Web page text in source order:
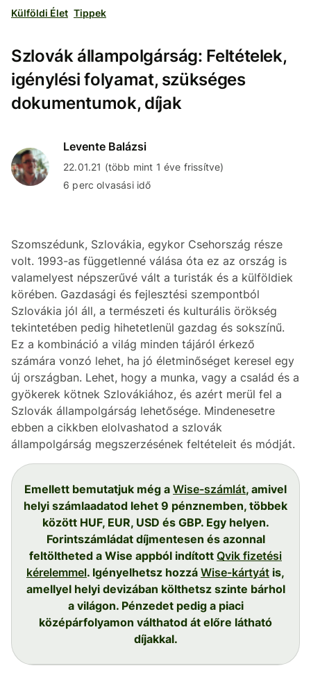
Külföldi Élet Tippek
Szlovák állampolgárság: Feltételek,
igénylési folyamat, szükséges
dokumentumok, díjak
Levente Balázsi
22.01.21 (több mint 1 éve frissítve)
6 perc olvasási idő
Szomszédunk, Szlovákia, egykor Csehország része
volt. 1993-as függetlenné válása óta ez az ország is
valamelyest népszerűvé vált a turisták és a külföldiek
körében. Gazdasági és fejlesztési szempontból
Szlovákia jól áll, a természeti és kulturális örökség
tekintetében pedig hihetetlenül gazdag és sokszínű.
Ez a kombináció a világ minden tájáról érkező
számára vonzó lehet, ha jó életminőséget keresel egy
új országban. Lehet, hogy a munka, vagy a család és a
gyökerek kötnek Szlovákiához, és azért merül fel a
Szlovák állampolgárság lehetősége. Mindenesetre
ebben a cikkben elolvashatod a szlovák
állampolgárság megszerzésének feltételeit és módját.
Emellett bemutatjuk még a Wise-számlát, amivel
helyi számlaadatod lehet 9 pénznemben, többek
között HUF, EUR, USD és GBP. Egy helyen.
Forintszámládat díjmentesen és azonnal
feltöltheted a Wise appból indított Qvik fizetési
kérelemmel. Igényelhetsz hozzá Wise-kártyát is,
amellyel helyi devizában költhetsz szinte bárhol
a világon. Pénzedet pedig a piaci
középárfolyamon válthatod át előre látható
díjakkal.